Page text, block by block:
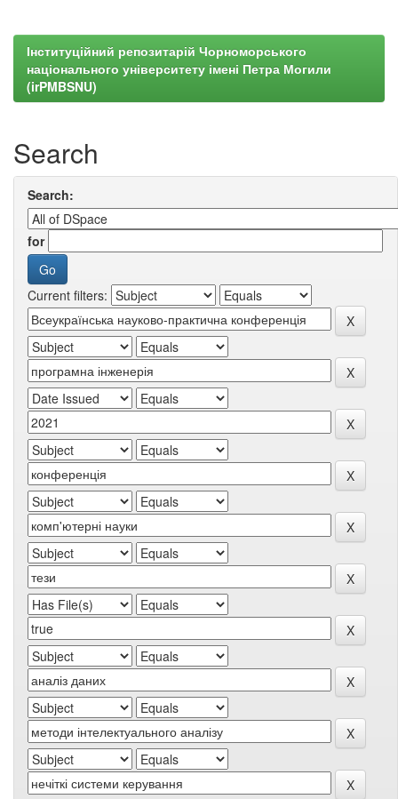
Інституційний репозитарій Чорноморського
національного університету імені Петра Могили
(irPMBSNU)
Search
Search:
for
Current filters: